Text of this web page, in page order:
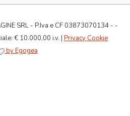
SRL - P.Iva e CF 03873070134 - -
€ 10.000,00 i.v. | Privacy Cookie
by Egogea